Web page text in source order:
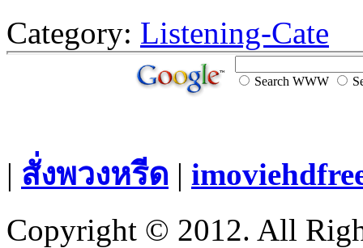
Category: Listening-Cate
Search WWW
| สั่งพวงหรีด |
Copyright © 2012. All